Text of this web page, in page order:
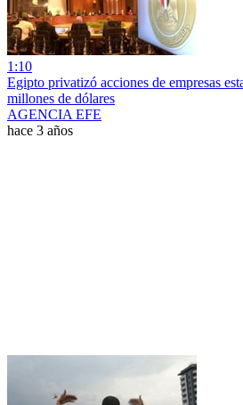
1:10
Egipto privatizó acciones de empresas
millones de dólares
AGENCIA EFE
hace 3 años